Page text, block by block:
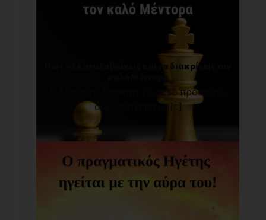
Πώς να καταλαβαίνεις και να διακρίνεις τον
Η Mentors Academy είναι το πρόσφατο
δημιούργημα μο[...]